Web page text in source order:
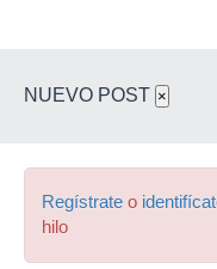
NUEVO POST ×
Regístrate o
hilo